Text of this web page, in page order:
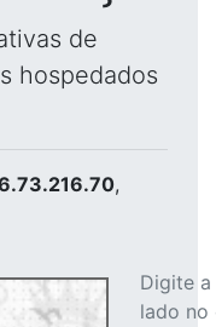
de
hospedados
,
Digite
lado no